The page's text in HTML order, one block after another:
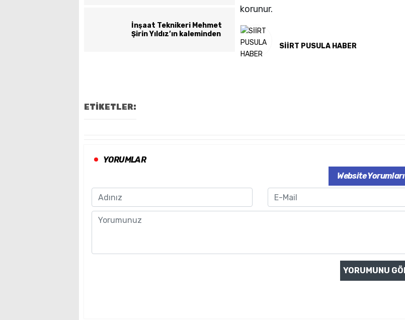
İnşaat Teknikeri Mehmet
Şirin Yıldız’ın kaleminden
korunur.
SİİRT PUSULA HABER
ETİKETLER:
YORUMLAR
Website Yorumları
Name
Email
Comment